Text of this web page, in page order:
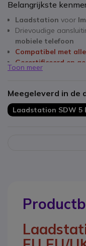
Belangrijkste
Laadstation voor
Drievoudige
mobiele telefoon
Compatibel met
Gecertificeerd en
Toon meer
Meegeleverd in de
Laadstation SDW 5